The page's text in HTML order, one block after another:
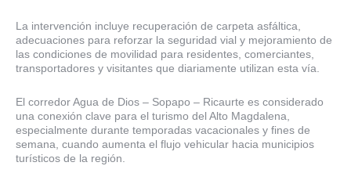
La intervención incluye recuperación de carpeta asfáltica,
adecuaciones para reforzar la seguridad vial y mejoramiento de
las condiciones de movilidad para residentes, comerciantes,
transportadores y visitantes que diariamente utilizan esta vía.
El corredor Agua de Dios – Sopapo – Ricaurte es considerado
una conexión clave para el turismo del Alto Magdalena,
especialmente durante temporadas vacacionales y fines de
semana, cuando aumenta el flujo vehicular hacia municipios
turísticos de la región.